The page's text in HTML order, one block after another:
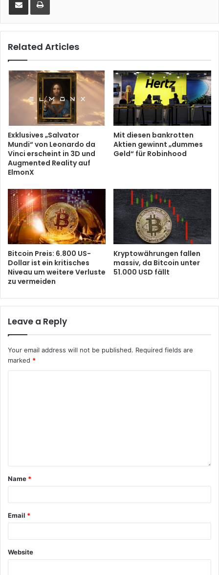
Related Articles
Exklusives „Salvator
Mundi“ von Leonardo da
Vinci erscheint in 3D und
Augmented Reality auf
ElmonX
Mit diesen bankrotten
Aktien gewinnt „dummes
Geld“ für Robinhood
Bitcoin Preis: 6.800 US-
Dollar ist ein kritisches
Niveau um weitere Verluste
zu vermeiden
Kryptowährungen fallen
massiv, da Bitcoin unter
51.000 USD fällt
Leave a Reply
Your email address will not be published. Required fields are
marked *
Name *
Email *
Website